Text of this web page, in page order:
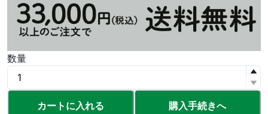
数量
カートに入れる 購入手続きへ